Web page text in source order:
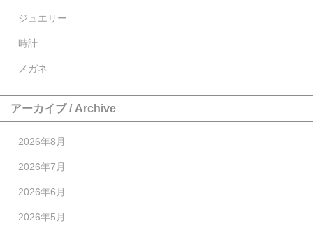
ジュエリー
時計
メガネ
アーカイブ / Archive
2026年8月
2026年7月
2026年6月
2026年5月